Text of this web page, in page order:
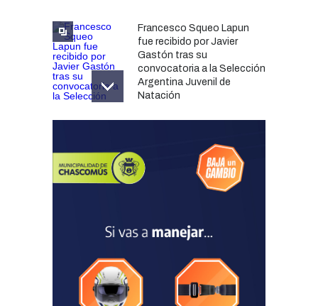
Francesco Squeo Lapun
fue recibido por Javier
Gastón tras su
convocatoria a la Selección
Argentina Juvenil de
Natación
Las vacaciones de invierno
dejaron una mejora en la
ocupación turística, aunque
TURISMO 03/08/2026
Chascomús incorporó una